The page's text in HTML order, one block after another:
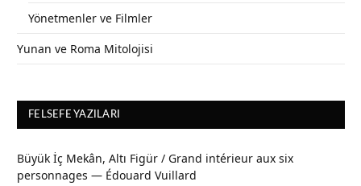
Yönetmenler ve Filmler
Yunan ve Roma Mitolojisi
FELSEFE YAZILARI
Büyük İç Mekân, Altı Figür / Grand intérieur aux six
personnages — Édouard Vuillard